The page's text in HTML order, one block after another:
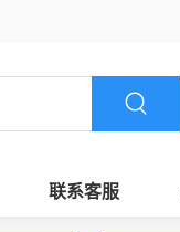
联系客服